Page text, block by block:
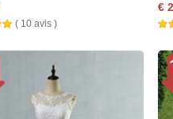
( 10 avis )
€